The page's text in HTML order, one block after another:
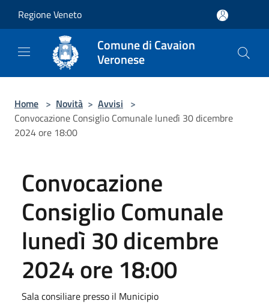
Regione Veneto
Comune di Cavaion
Veronese
Home > Novità > Avvisi >
Convocazione Consiglio Comunale lunedì 30 dicembre
2024 ore 18:00
Convocazione
Consiglio Comunale
lunedì 30 dicembre
2024 ore 18:00
Sala consiliare presso il Municipio